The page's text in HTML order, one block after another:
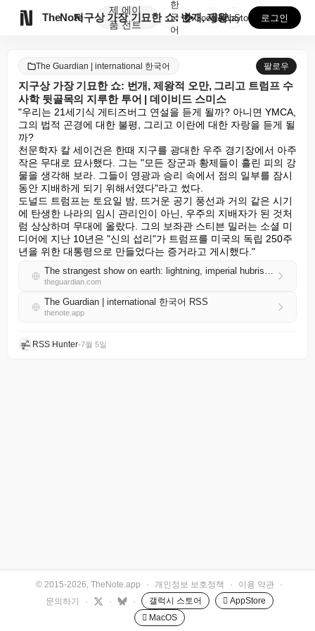
TheNote
제
품
에이
전트
지구상 가장 기묘한 쇼: 번개, 제왕적 오만, 그리고 ...
한
국
어
GooglePlay
AppStore 로그인
The Guardian | international 한국어 팔로우
지구상 가장 기묘한 쇼: 번개, 제왕적 오만, 그리고 트럼프 수
사학 뒷골목의 지루한 투어 | 데이비드 스미스
"우리는 21세기식 게티즈버그 연설을 듣게 될까? 아니면 YMCA,
그의 법적 곤경에 대한 불평, 그리고 이란에 대한 자랑을 듣게 될
까?
천문학자 칼 세이건은 한때 지구를 광대한 우주 경기장에서 아주
작은 무대로 묘사했다. 그는 "모든 장군과 황제들이 흘린 피의 강
물을 생각해 보라. 그들이 영광과 승리 속에서 점의 일부를 잠시
동안 지배하게 되기 위해서였다"라고 썼다.
도널드 트럼프는 토요일 밤, 뜨거운 공기 풍선과 거의 같은 시기
에 탄생한 나라의 임시 관리인이 아닌, 우주의 지배자가 된 것처
럼 상상하며 무대에 올랐다. 그의 보좌관 스티븐 밀러는 소셜 미
디어에 지난 10년은 "신의 섭리"가 트럼프를 미국의 독립 250주
년을 위한 대통령으로 만들었다는 증거라고 게시했다."
The strangest show on earth: lightning, imperial hubris and a boring tour of Trump’s rhetorical back alleys | David Smith
theguardian.com
The Guardian | international 한국어 RSS
thenote.app
RSS Hunter•7월 5일
© 2015-2026, TheNote.app · 개인정보 보호정책 · 이용 약관
·
문의하기
· · · 갤럭시 스토어
 AppStore
 MacOS